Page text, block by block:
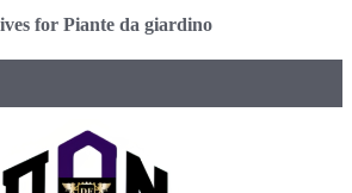
for Piante da giardino